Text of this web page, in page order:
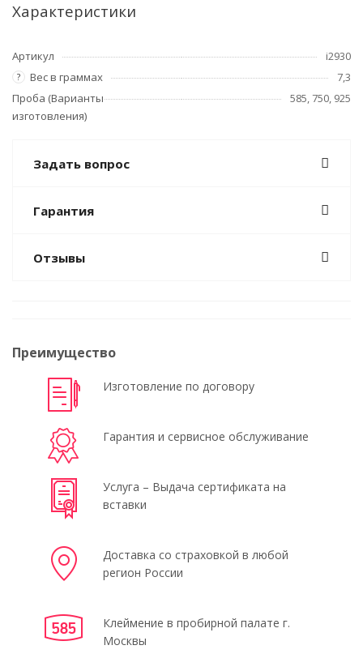
Характеристики
Артикул i2930
? Вес в граммах
7,3
Проба (Варианты
изготовления)
585, 750, 925
Задать вопрос
Гарантия
Отзывы
Преимущество
Изготовление по договору
Гарантия и сервисное обслуживание
Услуга – Выдача сертификата на
вставки
Доставка со страховкой в любой
регион России
Клеймение в пробирной палате г.
Москвы